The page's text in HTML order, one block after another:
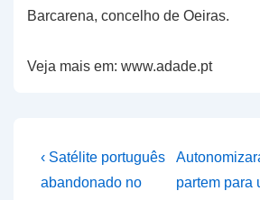
Barcarena, concelho de Oeiras.
Veja mais em: www.adade.pt
Navegação
de
Previous
Post
‹ Satélite português
abandonado no
Next
Post
partem para